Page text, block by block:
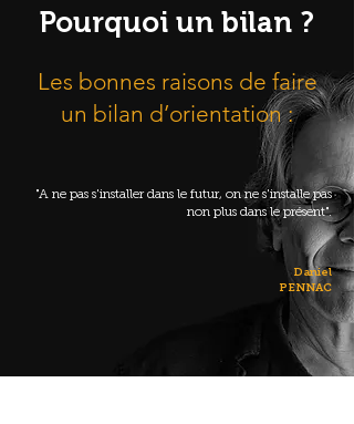
Pourquoi un bilan ?
Les bonnes raisons de faire
un bilan d’orientation :
"A ne pas s'installer dans le futur, on ne s'installe pas
non plus dans le présent".
Daniel
PENNAC